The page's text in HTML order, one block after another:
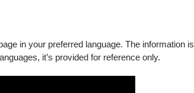
in your preferred language. The information is
it’s provided for reference only.